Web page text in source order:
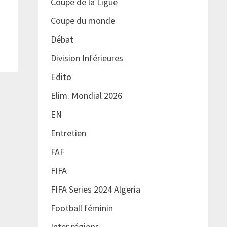
Coupe du monde
Débat
Division Inférieures
Edito
Elim. Mondial 2026
EN
Entretien
FAF
FIFA
FIFA Series 2024 Algeria
Football féminin